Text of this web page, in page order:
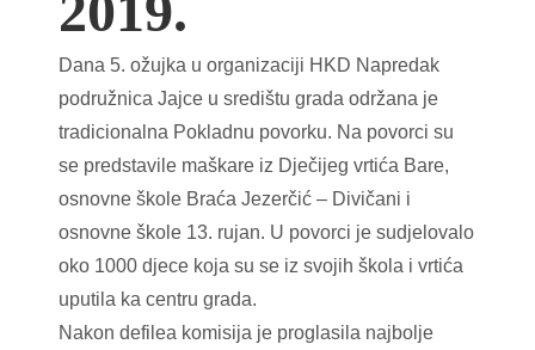
Dana 5. ožujka u organizaciji HKD Napredak
podružnica Jajce u središtu grada održana je
tradicionalna Pokladnu povorku. Na povorci su
se predstavile maškare iz Dječijeg vrtića Bare,
osnovne škole Braća Jezerčić – Divičani i
osnovne škole 13. rujan. U povorci je sudjelovalo
oko 1000 djece koja su se iz svojih škola i vrtića
uputila ka centru grada.
Nakon defilea komisija je proglasila najbolje